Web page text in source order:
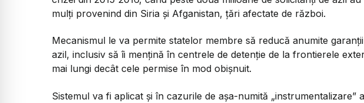
mulți provenind din Siria și Afganistan, țări afectate de război.
Mecanismul le va permite statelor membre să reducă anumite
azil, inclusiv să îi mențină în centrele de detenție de la frontierele
mai lungi decât cele permise în mod obișnuit.
Sistemul va fi aplicat și în cazurile de așa-numită „instrumentalizare”